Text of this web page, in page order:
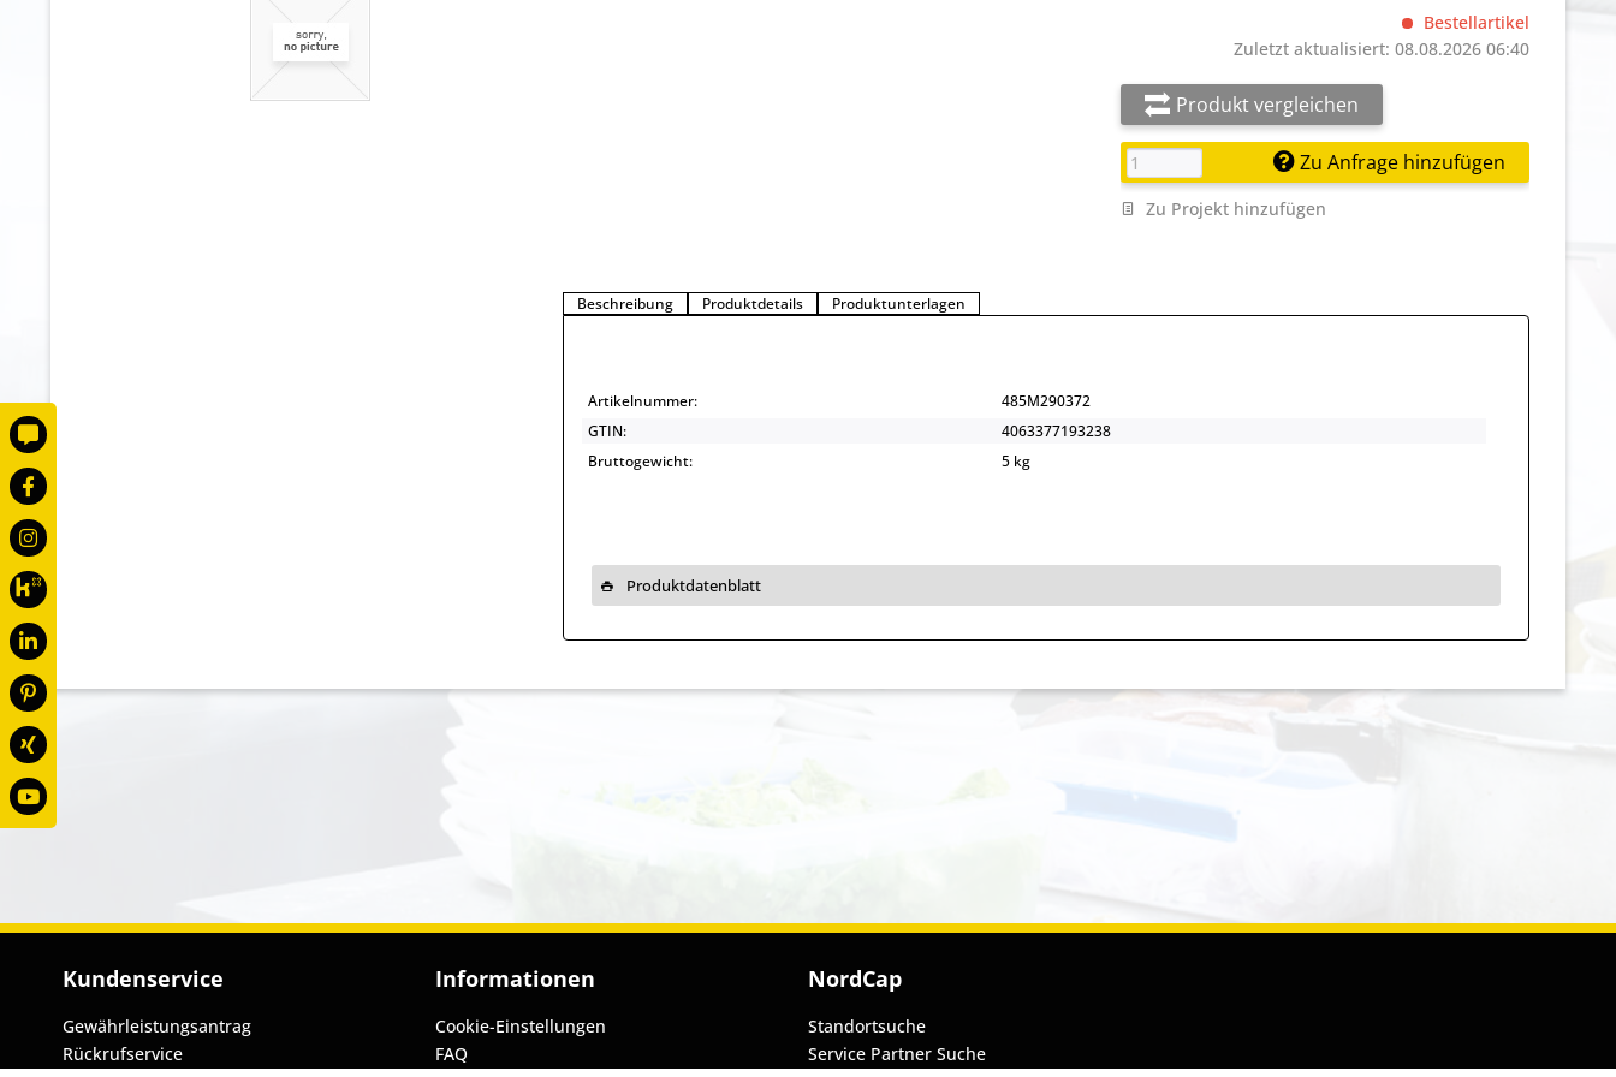
Bestellartikel
Zuletzt aktualisiert: 08.08.2026 06:40
Produkt vergleichen
Zu Anfrage hinzufügen
Zu Projekt hinzufügen
Beschreibung Produktdetails Produktunterlagen
Artikelnummer:
485M290372
GTIN:
4063377193238
Bruttogewicht:
5 kg
Produktdatenblatt
Kundenservice
Gewährleistungsantrag
Rückrufservice
Informationen
Cookie-Einstellungen
FAQ
NordCap
Standortsuche
Service Partner Suche